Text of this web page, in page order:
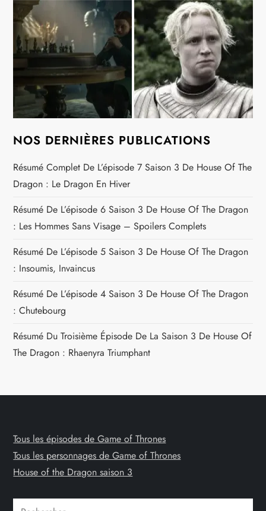
NOS DERNIÈRES PUBLICATIONS
Résumé Complet De L’épisode 7 Saison 3 De House Of The
Dragon : Le Dragon En Hiver
Résumé De L’épisode 6 Saison 3 De House Of The Dragon
: Les Hommes Sans Visage – Spoilers Complets
Résumé De L’épisode 5 Saison 3 De House Of The Dragon
: Insoumis, Invaincus
Résumé De L’épisode 4 Saison 3 De House Of The Dragon
: Chutebourg
Résumé Du Troisième Épisode De La Saison 3 De House Of
The Dragon : Rhaenyra Triumphant
Tous les épisodes de Game of Thrones
Tous les personnages de Game of Thrones
House of the Dragon saison 3
Rechercher :